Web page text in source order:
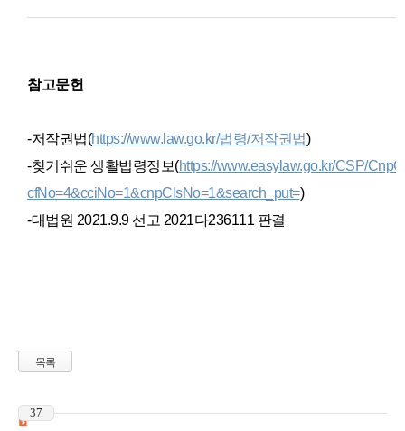
참고문헌
-저작권법(https://www.law.go.kr/법령/저작권법)
-찾기쉬운 생활법령정보(https://www.easylaw.go.kr/CSP/
cfNo=4&cciNo=1&cnpClsNo=1&search_put=)
-대법원 2021.9.9 선고 2021다236111 판결
목록
37